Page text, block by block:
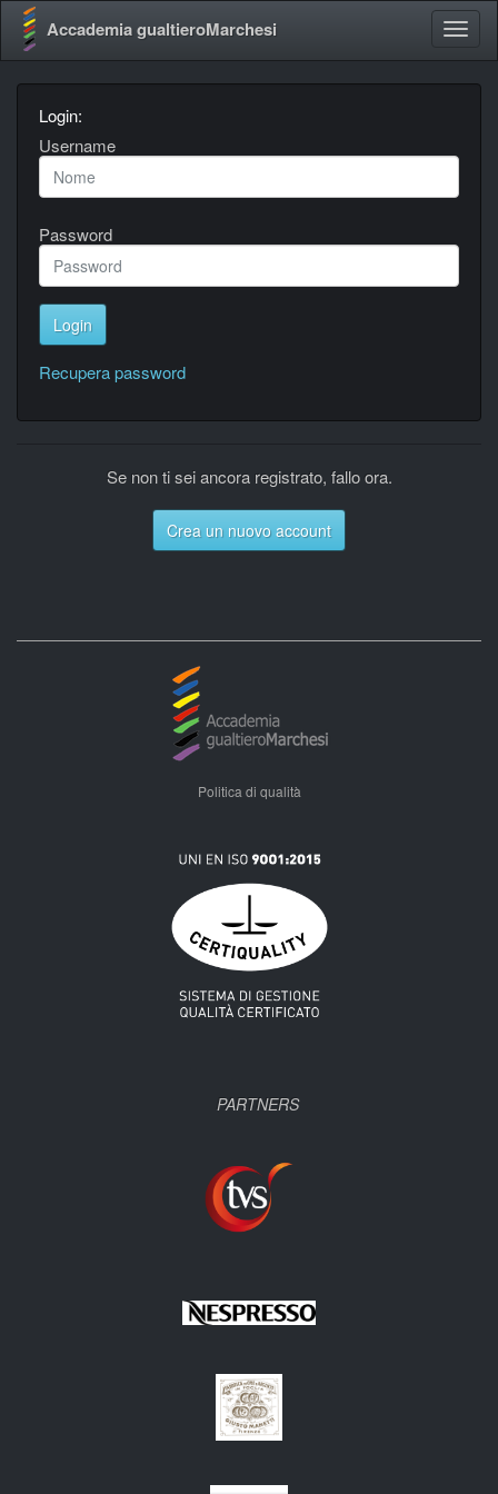
Accademia gualtieroMarchesi
Login:
Username
Password
Recupera password
Se non ti sei ancora registrato, fallo ora.
Crea un nuovo account
Politica di qualità
PARTNERS